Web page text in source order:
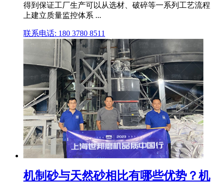
得到保证工厂生产可以从选材、破碎等一系列工艺流程
上建立质量监控体系 ...
联系电话: 180 3780 8511
机制砂与天然砂相比有哪些优势？机